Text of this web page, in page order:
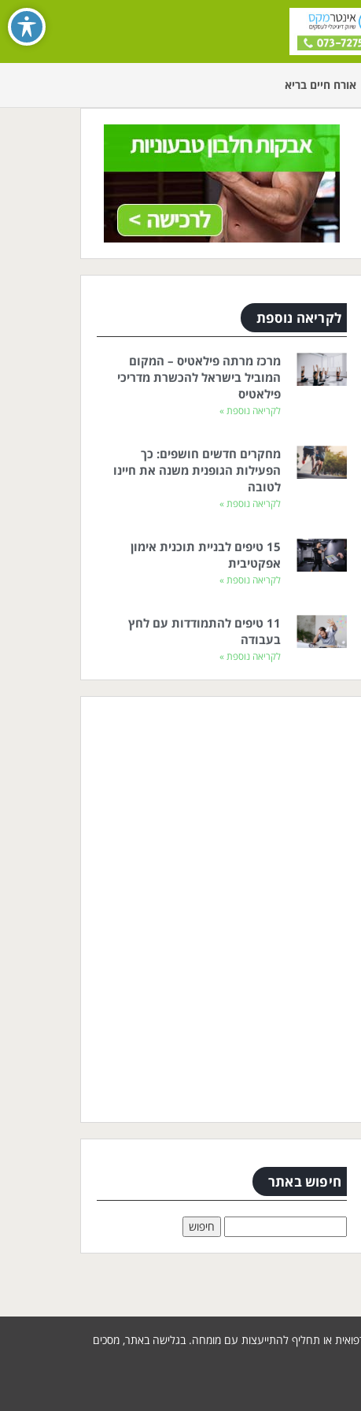
אורח חיים בריא
לקריאה נוספת
מרכז מרתה פילאטיס – המקום
המוביל בישראל להכשרת מדריכי
פילאטיס
לקריאה נוספת »
מחקרים חדשים חושפים: כך
הפעילות הגופנית משנה את חיינו
לטובה
לקריאה נוספת »
15 טיפים לבניית תוכנית אימון
אפקטיבית
לקריאה נוספת »
11 טיפים להתמודדות עם לחץ
בעבודה
לקריאה נוספת »
חיפוש באתר
או תחליף להתייעצות עם מומחה. בגלישה באתר, מסכים